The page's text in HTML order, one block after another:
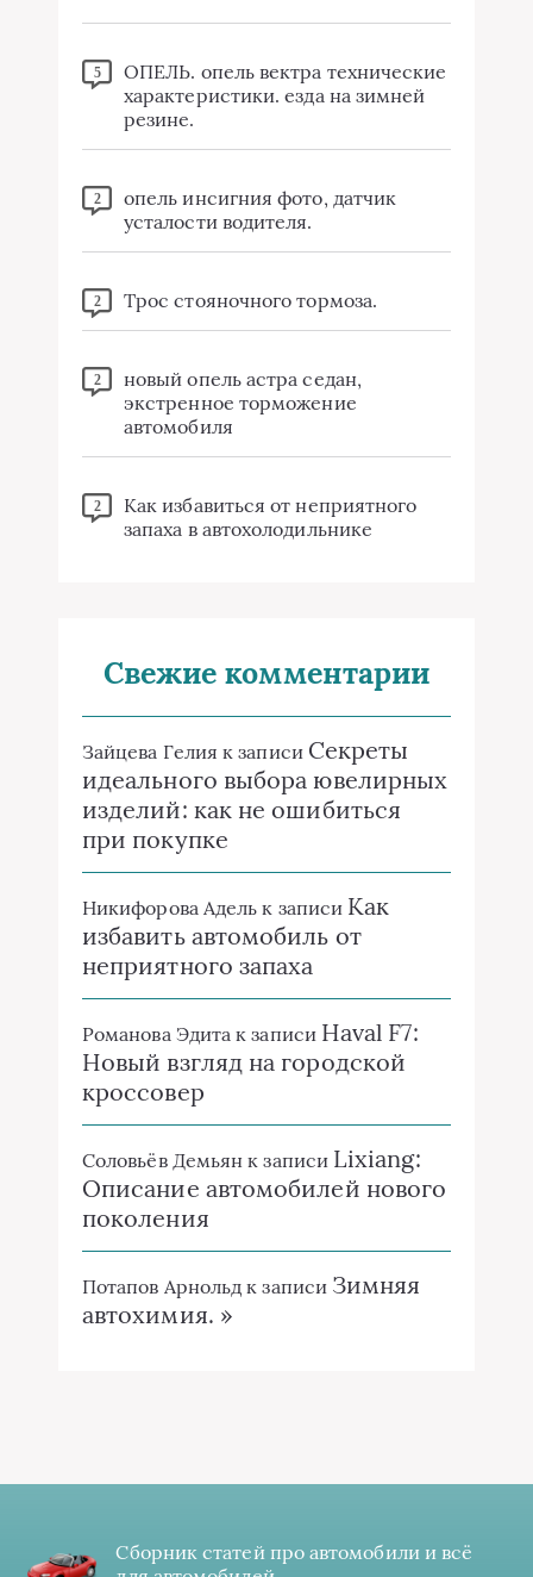
5
ОПЕЛЬ. опель вектра технические
характеристики. езда на зимней
резине.
2
опель инсигния фото, датчик
усталости водителя.
2 Трос стояночного тормоза.
2
новый опель астра седан,
экстренное торможение
автомобиля
2
Как избавиться от неприятного
запаха в автохолодильнике
Свежие комментарии
Зайцева Гелия к записи Секреты
идеального выбора ювелирных
изделий: как не ошибиться
при покупке
Никифорова Адель к записи Как
избавить автомобиль от
неприятного запаха
Романова Эдита к записи Haval F7:
Новый взгляд на городской
кроссовер
Соловьёв Демьян к записи Lixiang:
Описание автомобилей нового
поколения
Потапов Арнольд к записи Зимняя
автохимия. »
Сборник статей про автомобили и всё